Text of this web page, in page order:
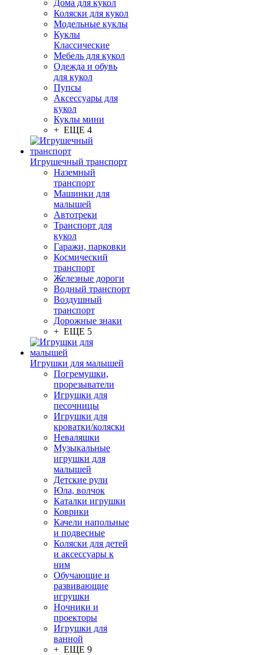
Дома для кукол
Коляски для кукол
Модельные куклы
Куклы
Классические
Мебель для кукол
Одежда и обувь
для кукол
Пупсы
Аксессуары для
кукол
Куклы мини
+ ЕЩЕ 4
Игрушечный транспорт
Наземный
транспорт
Машинки для
малышей
Автотреки
Транспорт для
кукол
Гаражи, парковки
Космический
транспорт
Железные дороги
Водный транспорт
Воздушный
транспорт
Дорожные знаки
+ ЕЩЕ 5
Игрушки для малышей
Погремушки,
прорезыватели
Игрушки для
песочницы
Игрушки для
кроватки/коляски
Неваляшки
Музыкальные
игрушки для
малышей
Детские рули
Юла, волчок
Каталки игрушки
Коврики
Качели напольные
и подвесные
Коляски для детей
и аксессуары к
ним
Обучающие и
развивающие
игрушки
Ночники и
проекторы
Игрушки для
ванной
+ ЕЩЕ 9